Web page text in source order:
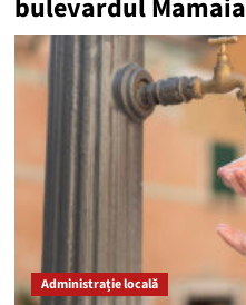
bulevardul Mamaia
Administrație locală